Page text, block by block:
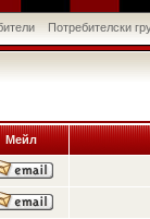
Потребителски
Мейл